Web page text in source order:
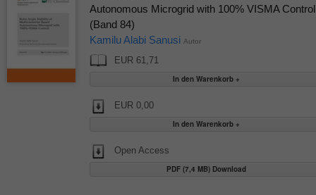
Autonomous Microgrid with 100% VISMA Control
(Band 84)
Kamilu Alabi Sanusi Autor
EUR 61,71
EUR 0,00
Open Access
PDF (7,4 MB) Download